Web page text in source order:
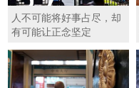
人不可能将好事占尽，却
有可能让正念坚定